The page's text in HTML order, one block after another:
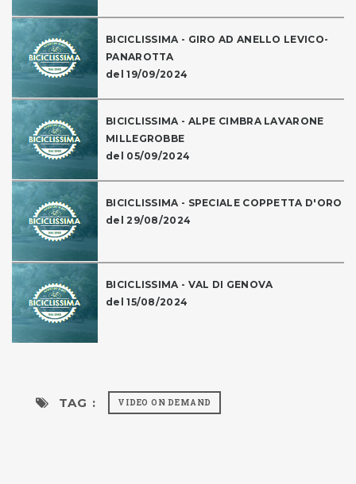
BICICLISSIMA - GIRO AD ANELLO LEVICO-
PANAROTTA
del 19/09/2024
BICICLISSIMA - ALPE CIMBRA LAVARONE
MILLEGROBBE
del 05/09/2024
BICICLISSIMA - SPECIALE COPPETTA D'ORO
del 29/08/2024
BICICLISSIMA - VAL DI GENOVA
del 15/08/2024
TAG : VIDEO ON DEMAND